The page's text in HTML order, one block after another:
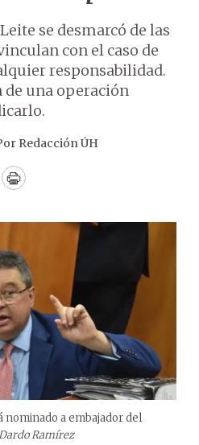
se desmarcó de las
con el caso de
responsabilidad.
de una operación
Redacción ÚH
Print
nominado a embajador del
Ramírez